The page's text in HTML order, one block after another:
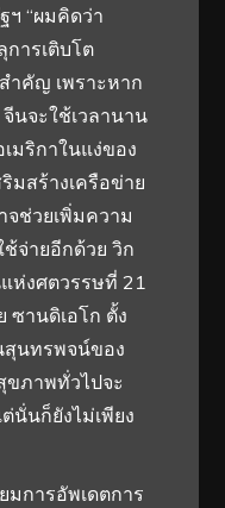
“ผมคิดว่า
ารเติบโต
ำคัญ เพราะหาก
นจะใช้เวลานาน
มริกาในแง่ของ
มสร้างเครือข่าย
ช่วยเพิ่มความ
จ่ายอีกด้วย วิก
ห่งศตวรรษที่ 21
ซานดิเอโก ตั้ง
สุนทรพจน์ของ
ขภาพทั่วไปจะ
นั่นก็ยังไม่เพียง
มการอัพเดตการ